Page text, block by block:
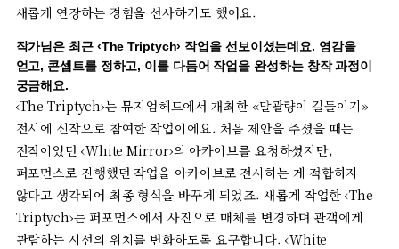
새롭게 연장하는 경험을 선사하기도 했어요.
작가님은 최근‹The Triptych› 작업을 선보이셨는데요. 영감을
얻고, 콘셉트를 정하고, 이를 다듬어 작업을 완성하는 창작 과정이
궁금해요.
‹The Triptych›는 뮤지엄헤드에서 개최한«말괄량이 길들이기»
전시에 신작으로 참여한 작업이에요. 처음 제안을 주셨을 때는
전작이었던 ‹White Mirror›의 아카이브를 요청하셨지만,
퍼포먼스로 진행했던 작업을 아카이브로 전시하는 게 적합하지
않다고 생각되어 최종 형식을 바꾸게 되었죠.새롭게 작업한 ‹The
Triptych›는 퍼포먼스에서 사진으로 매체를 변경하며 관객에게
관람하는 시선의 위치를 변화하도록 요구합니다. ‹White